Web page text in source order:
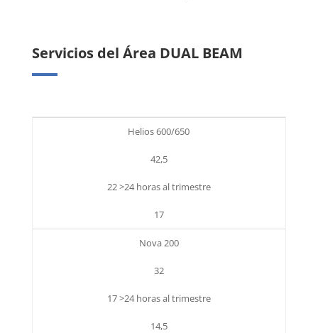
Servicios del Área DUAL BEAM
Helios 600/650
42,5
22 >24 horas al trimestre
17
Nova 200
32
17 >24 horas al trimestre
14,5